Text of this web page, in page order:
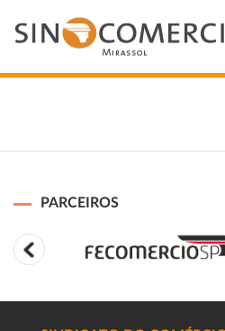
PARCEIROS